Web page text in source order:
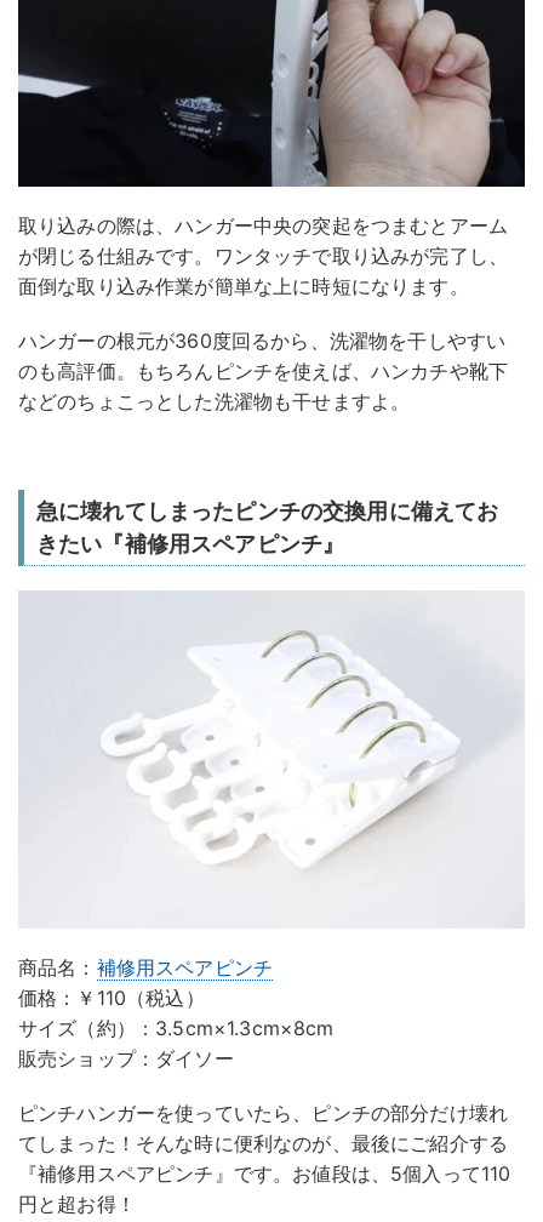
取り込みの際は、ハンガー中央の突起をつまむとアーム
が閉じる仕組みです。ワンタッチで取り込みが完了し、
面倒な取り込み作業が簡単な上に時短になります。
ハンガーの根元が360度回るから、洗濯物を干しやすい
のも高評価。もちろんピンチを使えば、ハンカチや靴下
などのちょこっとした洗濯物も干せますよ。
急に壊れてしまったピンチの交換用に備えてお
きたい『補修用スペアピンチ』
商品名： 補修用スペアピンチ
価格：￥110（税込）
サイズ（約）：3.5cm×1.3cm×8cm
販売ショップ：ダイソー
ピンチハンガーを使っていたら、ピンチの部分だけ壊れ
てしまった！そんな時に便利なのが、最後にご紹介する
『補修用スペアピンチ』です。お値段は、5個入って110
円と超お得！